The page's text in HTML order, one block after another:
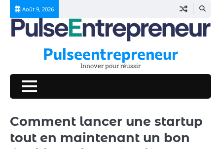
Skip
content
Août 9, 2026
Pulseentrepreneur
Innover pour réussir
Comment lancer une startup
tout en maintenant un bon